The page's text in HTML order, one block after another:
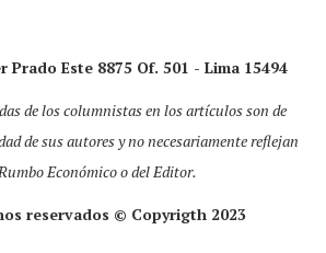
Prado Este 8875 Of. 501 - Lima 15494
de los columnistas en los artículos son de
de sus autores y no necesariamente reflejan
Económico o del Editor.
reservados © Copyrigth 2023